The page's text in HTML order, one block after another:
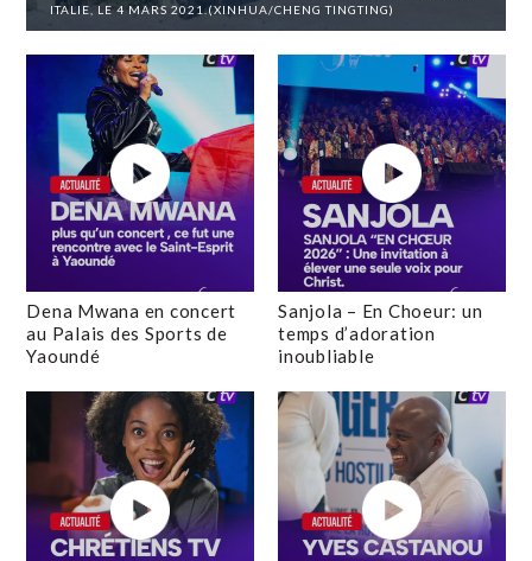
ITALIE, LE 4 MARS 2021.(XINHUA/CHENG TINGTING)
Dena Mwana en concert
au Palais des Sports de
Yaoundé
Sanjola – En Choeur: un
temps d’adoration
inoubliable